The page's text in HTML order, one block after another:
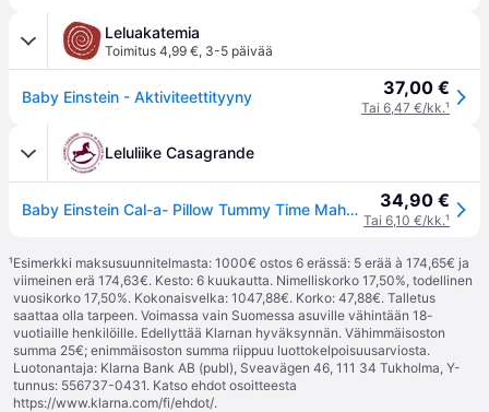
Leluakatemia
Toimitus 4,99 €, 3-5 päivää
Baby Einstein - Aktiviteettityyny 37,00 €
Tai 6,47 €/kk.¹
Leluliike Casagrande
Baby Einstein Cal-a- Pillow Tummy Time Mahahetki Aktiviteettilelu 34,90 €
Tai 6,10 €/kk.¹
¹Esimerkki maksusuunnitelmasta: 1000€ ostos 6 erässä: 5 erää à 174,65€ ja
viimeinen erä 174,63€. Kesto: 6 kuukautta. Nimelliskorko 17,50%, todellinen
vuosikorko 17,50%. Kokonaisvelka: 1047,88€. Korko: 47,88€. Talletus
saattaa olla tarpeen. Voimassa vain Suomessa asuville vähintään 18-
vuotiaille henkilöille. Edellyttää Klarnan hyväksynnän. Vähimmäisoston
summa 25€; enimmäisoston summa riippuu luottokelpoisuusarviosta.
Luotonantaja: Klarna Bank AB (publ), Sveavägen 46, 111 34 Tukholma, Y-
tunnus: 556737-0431. Katso ehdot osoitteesta
https://www.klarna.com/fi/ehdot/.